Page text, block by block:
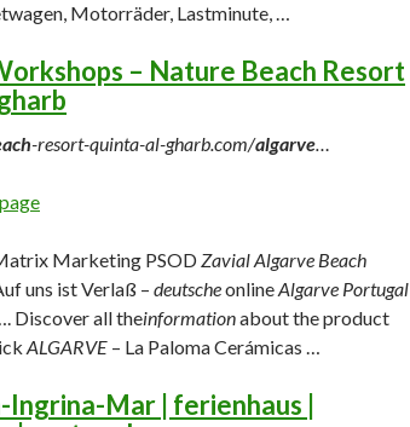
Motorräder, Lastminute, …
– Nature Beach Resort
-resort-quinta-al-gharb.com/algarve…
Marketing PSODZavial Algarve Beach
uns ist Verlaß – deutscheonlineAlgarve Portugal
Discover all theinformationabout the product
ALGARVE – La Paloma Cerámicas …
Mar | ferienhaus |